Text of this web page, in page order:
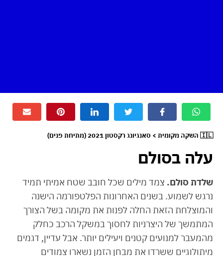
🇮🇱 השקה מקומית > סאנגיונג רקסטון 2021 (מתיחת פנים)
עלה בסולם
שלדת סולם. צמד מילים שכל חובב שטח אמיתי תמיד
נרגש לשמוע. בשנים האחרונות הפלטפורמה הישנה
והמוצלחת הזאת החלה לפנות את מקומה בשל הצורך
המתמשך של היצרניות לחסוך במשקל הרכב כחלק
מהמעבר למנועים קטנים ויעילים יותר. אבל עדיין, דגמים
מיתולוגיים ששרדו את מבחן הזמן נשארו צמודים